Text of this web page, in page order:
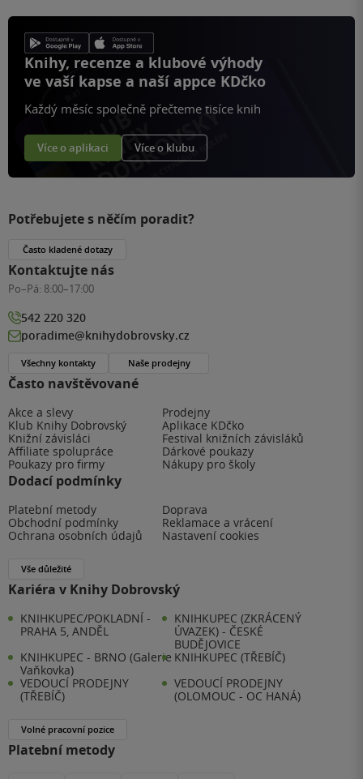
Knihy, recenze a klubové výhody
ve vaší kapse a naší appce KDčko
Každý měsíc společně přečteme tisíce knih
Více o aplikaci Více o klubu
Často navštěvované
Akce a slevy
Prodejny
Klub Knihy Dobrovský
Aplikace KDčko
Knižní závisláci
Festival knižních závisláků
Affiliate spolupráce
Dárkové poukazy
Poukazy pro firmy
Nákupy pro školy
Dodací podmínky
Platební metody
Doprava
Obchodní podmínky
Reklamace a vrácení
Ochrana osobních údajů
Nastavení cookies
Vše důležité
Kariéra v Knihy Dobrovský
KNIHKUPEC/POKLADNÍ -
PRAHA 5, ANDĚL
KNIHKUPEC (ZKRÁCENÝ
ÚVAZEK) - ČESKÉ
BUDĚJOVICE
KNIHKUPEC - BRNO (Galerie
Vaňkovka)
KNIHKUPEC (TŘEBÍČ)
VEDOUCÍ PRODEJNY
(TŘEBÍČ)
VEDOUCÍ PRODEJNY
(OLOMOUC - OC HANÁ)
Volné pracovní pozice
Platební metody
Potřebujete s něčím poradit?
Často kladené dotazy
Kontaktujte nás
Po–Pá: 8:00–17:00
542 220 320
poradime@knihydobrovsky.cz
Všechny kontakty Naše prodejny